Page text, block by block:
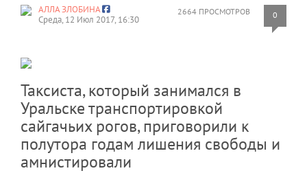
2664 ПРОСМОТРОВ 0
АЛЛА ЗЛОБИНА
Среда, 12 Июл 2017, 16:30
Таксиста, который занимался в
Уральске транспортировкой
сайгачьих рогов, приговорили к
полутора годам лишения свободы и
амнистировали